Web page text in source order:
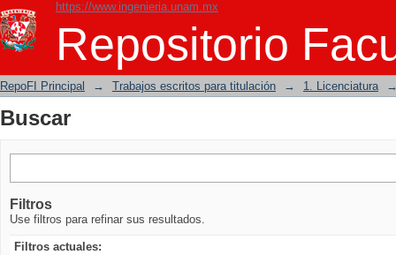
https://www.ingenieria.unam.mx
Repositorio
Buscar
RepoFI Principal → Trabajos escritos para titulación → 1. Licenciatura
Buscar
Filtros
Use filtros para refinar sus resultados.
Filtros actuales: